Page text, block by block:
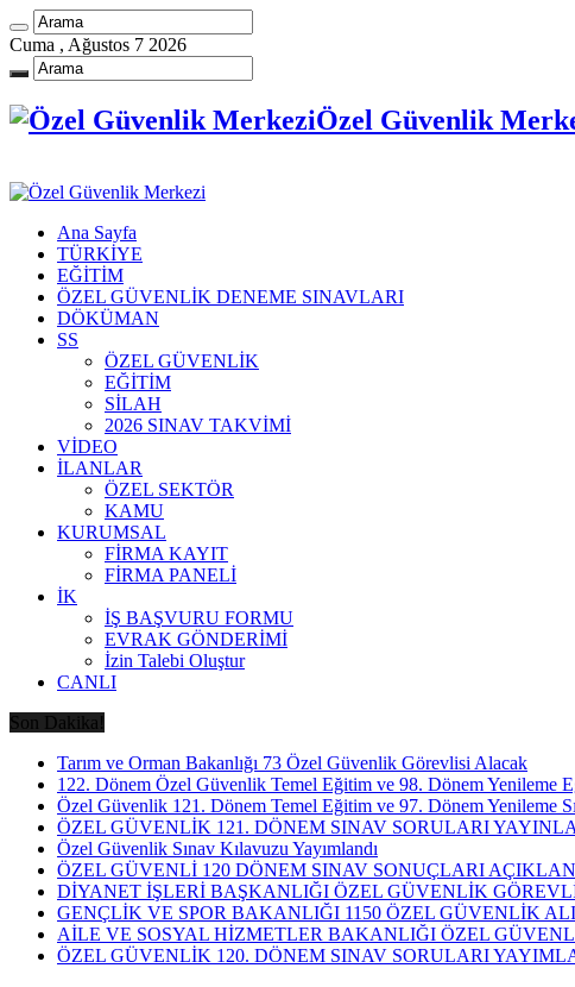
Cuma , Ağustos 7 2026
Özel Güvenlik
Ana Sayfa
TÜRKİYE
EĞİTİM
ÖZEL GÜVENLİK DENEME SINAVLARI
DÖKÜMAN
SS
ÖZEL GÜVENLİK
EĞİTİM
SİLAH
2026 SINAV TAKVİMİ
VİDEO
İLANLAR
ÖZEL SEKTÖR
KAMU
KURUMSAL
FİRMA KAYIT
FİRMA PANELİ
İK
İŞ BAŞVURU FORMU
EVRAK GÖNDERİMİ
İzin Talebi Oluştur
CANLI
Son Dakika!
Tarım ve Orman Bakanlığı 73 Özel Güvenlik Görevlisi Alacak
122. Dönem Özel Güvenlik Temel Eğitim ve 98. Dönem Yenileme
Özel Güvenlik 121. Dönem Temel Eğitim ve 97. Dönem Yenileme
ÖZEL GÜVENLİK 121. DÖNEM SINAV SORULARI
Özel Güvenlik Sınav Kılavuzu Yayımlandı
ÖZEL GÜVENLİ 120 DÖNEM SINAV SONUÇLARI
DİYANET İŞLERİ BAŞKANLIĞI ÖZEL GÜVENLİK
GENÇLİK VE SPOR BAKANLIĞI 1150 ÖZEL GÜVENLİK
AİLE VE SOSYAL HİZMETLER BAKANLIĞI ÖZEL
ÖZEL GÜVENLİK 120. DÖNEM SINAV SORULARI